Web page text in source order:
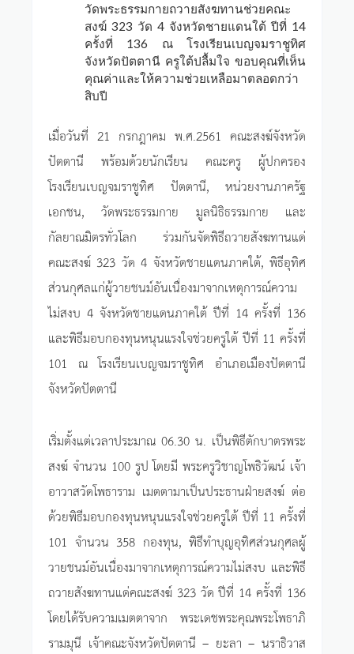
วัดพระธรรมกายถวายสังฆทานช่วยคณะ
สงฆ์ 323 วัด 4 จังหวัดชายแดนใต้ ปีที่ 14
ครั้งที่ 136 ณ โรงเรียนเบญจมราชูทิศ
จังหวัดปัตตานี ครูใต้ปลื้มใจ ขอบคุณที่เห็น
คุณค่าและให้ความช่วยเหลือมาตลอดกว่า
สิบปี
เมื่อวันที่ 21 กรกฎาคม พ.ศ.2561 คณะสงฆ์จังหวัด
ปัตตานี พร้อมด้วยนักเรียน คณะครู ผู้ปกครอง
โรงเรียนเบญจมราชูทิศ ปัตตานี, หน่วยงานภาครัฐ
เอกชน, วัดพระธรรมกาย มูลนิธิธรรมกาย และ
กัลยาณมิตรทั่วโลก ร่วมกันจัดพิธีถวายสังฆทานแด่
คณะสงฆ์ 323 วัด 4 จังหวัดชายแดนภาคใต้, พิธีอุทิศ
ส่วนกุศลแก่ผู้วายชนม์อันเนื่องมาจากเหตุการณ์ความ
ไม่สงบ 4 จังหวัดชายแดนภาคใต้ ปีที่ 14 ครั้งที่ 136
และพิธีมอบกองทุนหนุนแรงใจช่วยครูใต้ ปีที่ 11 ครั้งที่
101 ณ โรงเรียนเบญจมราชูทิศ อำเภอเมืองปัตตานี
จังหวัดปัตตานี
เริ่มตั้งแต่เวลาประมาณ 06.30 น. เป็นพิธีตักบาตรพระ
สงฆ์ จำนวน 100 รูป โดยมี พระครูวิชาญโพธิวัฒน์ เจ้า
อาวาสวัดโพธาราม เมตตามาเป็นประธานฝ่ายสงฆ์ ต่อ
ด้วยพิธีมอบกองทุนหนุนแรงใจช่วยครูใต้ ปีที่ 11 ครั้งที่
101 จำนวน 358 กองทุน, พิธีทำบุญอุทิศส่วนกุศลผู้
วายชนม์อันเนื่องมาจากเหตุการณ์ความไม่สงบ และพิธี
ถวายสังฆทานแด่คณะสงฆ์ 323 วัด ปีที่ 14 ครั้งที่ 136
โดยได้รับความเมตตาจาก พระเดชพระคุณพระโพธาภิ
รามมุนี เจ้าคณะจังหวัดปัตตานี – ยะลา – นราธิวาส